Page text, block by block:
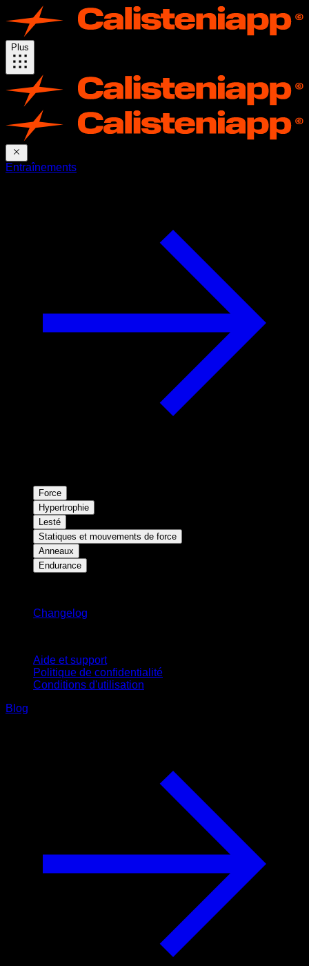
Plus
Entraînements
Force
Hypertrophie
Lesté
Statiques et mouvements de force
Anneaux
Endurance
Changelog
Aide et support
Politique de confidentialité
Conditions d'utilisation
Blog